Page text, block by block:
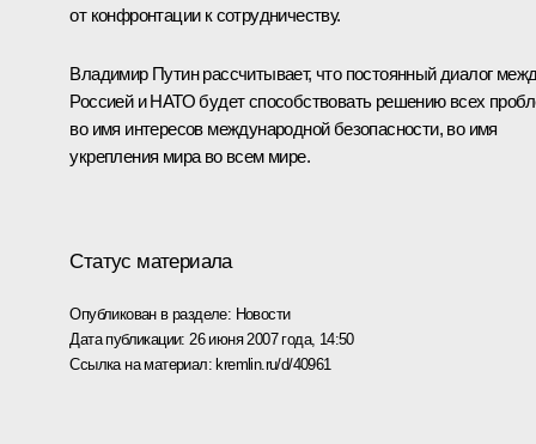
от конфронтации к сотрудничеству.
Владимир Путин рассчитывает, что постоянный диалог
Россией и НАТО будет способствовать решению всех
во имя интересов международной безопасности, во имя
укрепления мира во всем мире.
Статус материала
Опубликован в разделе: Новости
Дата публикации: 26 июня 2007 года, 14:50
Ссылка на материал:kremlin.ru/d/40961